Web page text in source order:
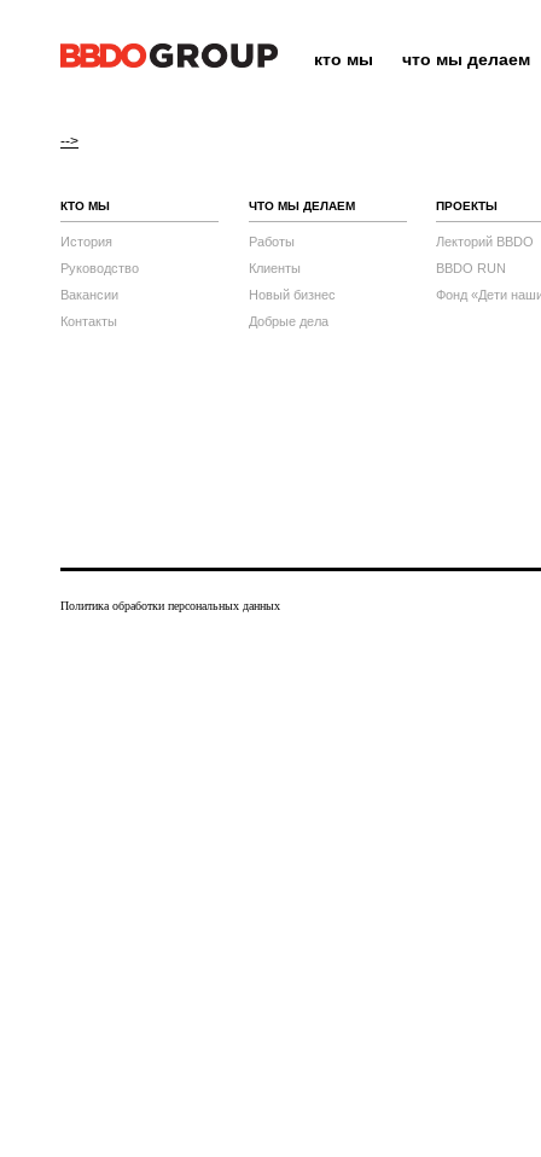
кто мы что мы делаем
-->
КТО МЫ
История
Руководство
Вакансии
Контакты
ЧТО МЫ ДЕЛАЕМ
Работы
Клиенты
Новый бизнес
Добрые дела
ПРОЕКТЫ
Лекторий BBDO
BBDO RUN
Фонд «Дети
Политика обработки персональных данных